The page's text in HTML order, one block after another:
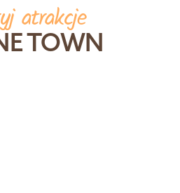
atrakcje
TOWN